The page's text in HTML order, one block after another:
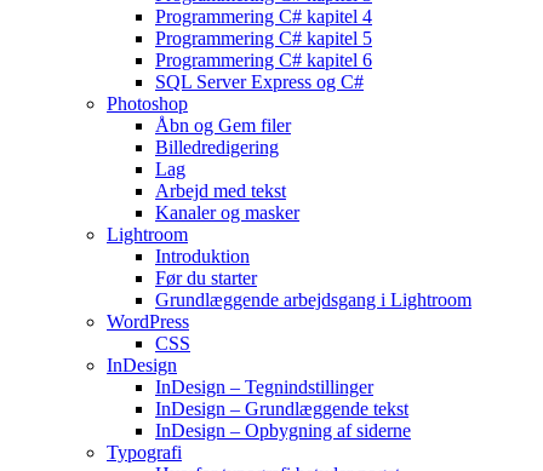
Programmering C# kapitel 4
Programmering C# kapitel 5
Programmering C# kapitel 6
SQL Server Express og C#
Photoshop
Åbn og Gem filer
Billedredigering
Lag
Arbejd med tekst
Kanaler og masker
Lightroom
Introduktion
Før du starter
Grundlæggende arbejdsgang i Lightroom
WordPress
CSS
InDesign
InDesign – Tegnindstillinger
InDesign – Grundlæggende tekst
InDesign – Opbygning af siderne
Typografi